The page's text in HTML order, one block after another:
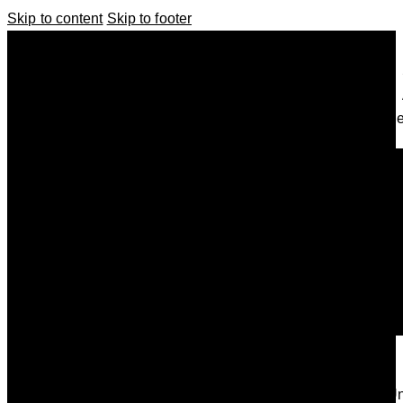
Skip to content Skip to footer